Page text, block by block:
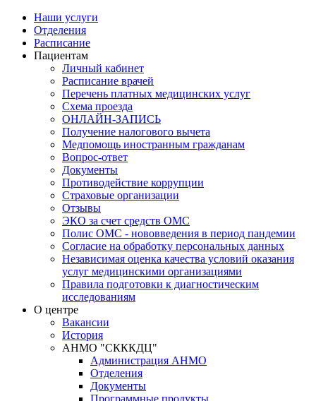
Наши услуги
Отделения
Расписание
Пациентам
Личный кабинет
Расписание врачей
Перечень платных медицинских услуг
Схема проезда
ОНЛАЙН-ЗАПИСЬ
Получение налогового вычета
Медпомощь иностранным гражданам
Вопрос-ответ
Документы
Противодействие коррупции
Страховые организации
Отзывы
ЭКО за счет средств ОМС
Полис ОМС - нововведения в период пандемии
Согласие на обработку персональных данных
Независимая оценка качества условий оказания
услуг медицинскими организациями
Правила подготовки к диагностическим
исследованиям
О центре
Вакансии
История
АНМО "СКККДЦ"
Администрация АНМО
Отделения
Документы
Программные продукты